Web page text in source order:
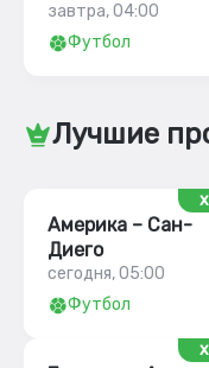
завтра, 04:00
Футбол
Лучшие
Америка – Сан-
Диего
сегодня, 05:00
Футбол